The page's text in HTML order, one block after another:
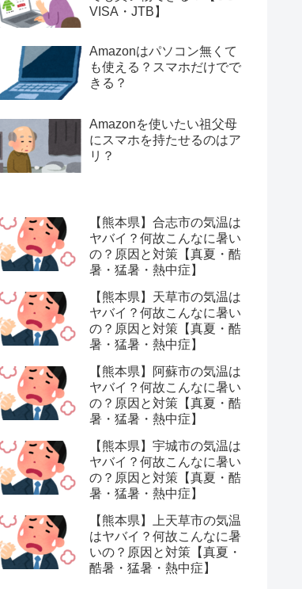
VISA・JTB】
Amazonはパソコン無くて
も使える？スマホだけでで
きる？
Amazonを使いたい祖父母
にスマホを持たせるのはア
リ？
【熊本県】合志市の気温は
ヤバイ？何故こんなに暑い
の？原因と対策【真夏・酷
暑・猛暑・熱中症】
【熊本県】天草市の気温は
ヤバイ？何故こんなに暑い
の？原因と対策【真夏・酷
暑・猛暑・熱中症】
【熊本県】阿蘇市の気温は
ヤバイ？何故こんなに暑い
の？原因と対策【真夏・酷
暑・猛暑・熱中症】
【熊本県】宇城市の気温は
ヤバイ？何故こんなに暑い
の？原因と対策【真夏・酷
暑・猛暑・熱中症】
【熊本県】上天草市の気温
はヤバイ？何故こんなに暑
いの？原因と対策【真夏・
酷暑・猛暑・熱中症】